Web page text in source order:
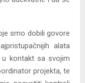
smo dobili govore
alata
kontakt sa svojim
projekta, te